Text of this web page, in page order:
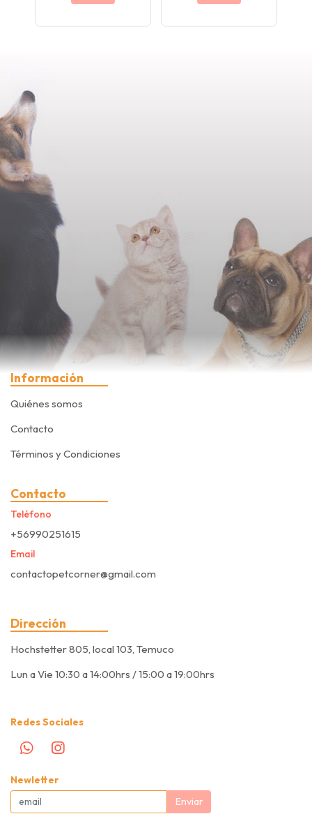
Información
Quiénes somos
Contacto
Términos y Condiciones
Contacto
Teléfono
+56990251615
Email
contactopetcorner@gmail.com
Dirección
Hochstetter 805, local 103, Temuco
Lun a Vie 10:30 a 14:00hrs / 15:00 a 19:00hrs
Redes Sociales
Newletter
Enviar